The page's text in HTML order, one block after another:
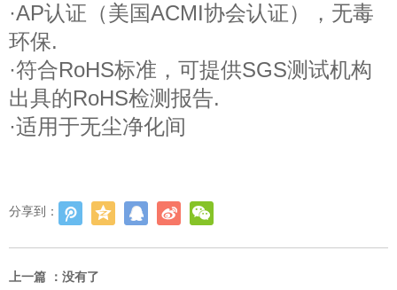
·AP认证（美国ACMI协会认证），无毒
环保.
·符合RoHS标准，可提供SGS测试机构
出具的RoHS检测报告.
·适用于无尘净化间
分享到：
上一篇 ： 没有了